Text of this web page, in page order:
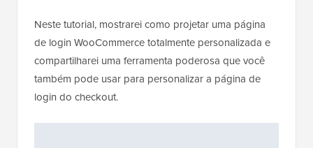
Neste tutorial, mostrarei como projetar uma página
de login WooCommerce totalmente personalizada e
compartilharei uma ferramenta poderosa que você
também pode usar para personalizar a página de
login do checkout.